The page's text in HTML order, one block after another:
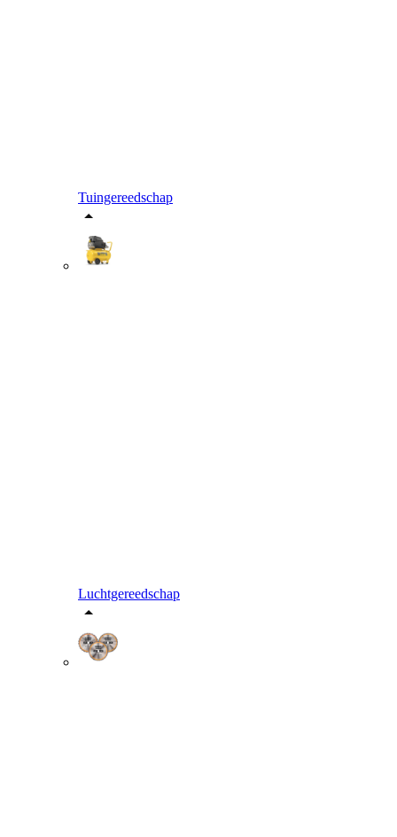
Tuingereedschap
Luchtgereedschap